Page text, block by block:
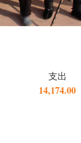
支出
14,174.00